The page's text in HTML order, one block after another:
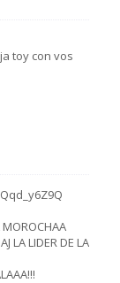
toy con vos
MOROCHAA
LA LIDER DE LA